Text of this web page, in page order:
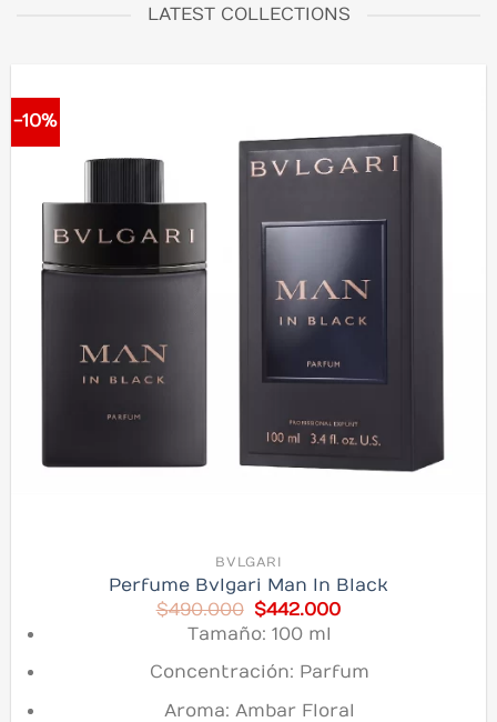
LATEST COLLECTIONS
-10%
BVLGARI
Perfume Bvlgari Man In Black
$490.000 Original
price
was:
$490.000.
$442.000Current
$442.000.
Tamaño: 100 ml
Concentración: Parfum
Aroma: Ambar Floral